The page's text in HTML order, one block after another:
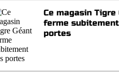
Ce magasin Tigre
ferme
portes